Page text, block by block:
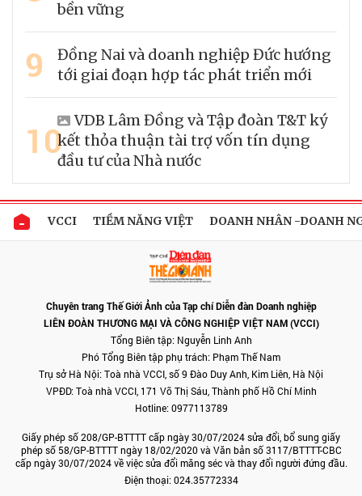
bền vững
9
Đồng Nai và doanh nghiệp Đức hướng
tới giai đoạn hợp tác phát triển mới
10
VDB Lâm Đồng và Tập đoàn T&T ký
kết thỏa thuận tài trợ vốn tín dụng
đầu tư của Nhà nước
VCCI TIỀM NĂNG VIỆT DOANH NHÂN -DOANH
Chuyên trang Thế Giới Ảnh của Tạp chí Diễn đàn Doanh nghiệp
LIÊN ĐOÀN THƯƠNG MẠI VÀ CÔNG NGHIỆP VIỆT NAM (VCCI)
Tổng Biên tập: Nguyễn Linh Anh
Phó Tổng Biên tập phụ trách: Phạm Thế Nam
Trụ sở Hà Nội: Toà nhà VCCI, số 9 Đào Duy Anh, Kim Liên, Hà Nội
VPĐD: Toà nhà VCCI, 171 Võ Thị Sáu, Thành phố Hồ Chí Minh
Hotline: 0977113789
Giấy phép số 208/GP-BTTTT cấp ngày 30/07/2024 sửa đổi, bổ sung giấy
phép số 58/GP-BTTTT ngày 18/02/2020 và Văn bản số 3117/BTTTT-CBC
cấp ngày 30/07/2024 về việc sửa đổi măng séc và thay đổi người đứng đầu.
Điện thoại: 024.35772334